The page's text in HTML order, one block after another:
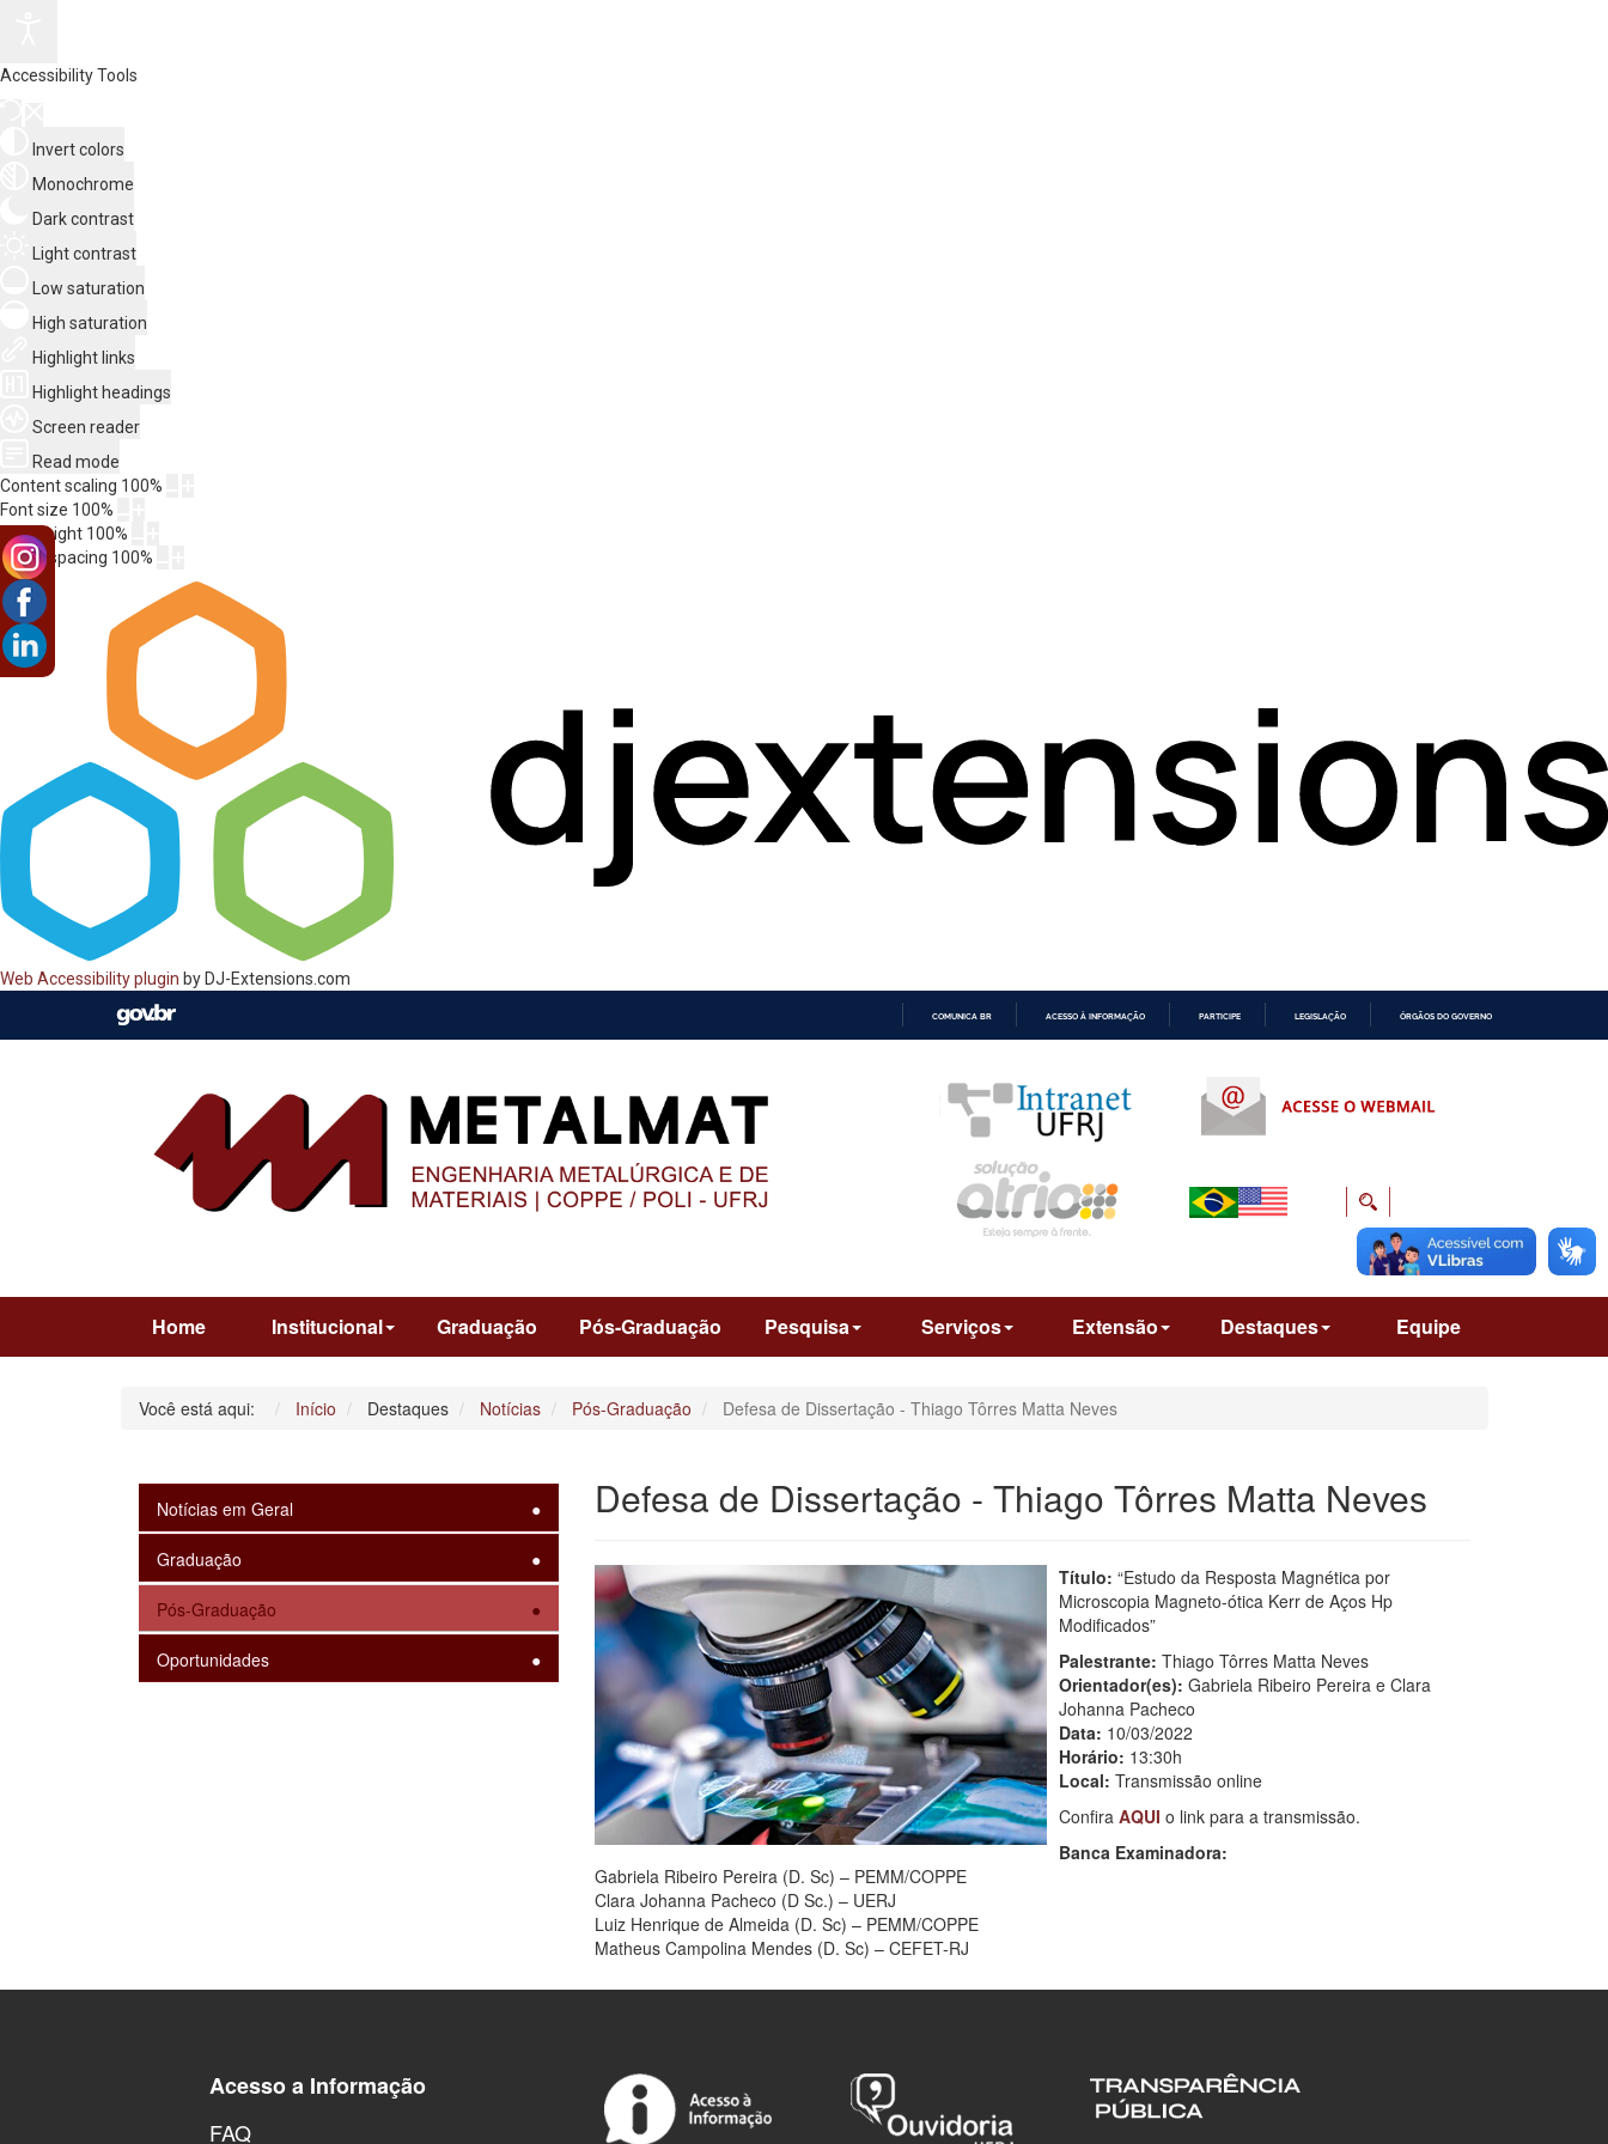
Accessibility Tools
Invert colors
Monochrome
Dark contrast
Light contrast
Low saturation
High saturation
Highlight links
Highlight headings
Screen reader
Read mode
Content scaling 100%
Font size 100%
Line height 100%
Letter spacing 100%
Web Accessibility plugin by DJ-Extensions.com
COMUNICA BR ACESSO À INFORMAÇÃO PARTICIPE LEGISLAÇÃO ÓRGÃOS DO GOVERNO
Home Institucional Graduação Pós-Graduação Pesquisa Serviços Extensão Destaques Equipe
Você está aqui: Início Destaques Notícias Pós-Graduação Defesa de Dissertação - Thiago Tôrres Matta Neves
Notícias em Geral
Graduação
Pós-Graduação
Oportunidades
Defesa de Dissertação - Thiago Tôrres Matta Neves
Título: “Estudo da Resposta Magnética por
Microscopia Magneto-ótica Kerr de Aços Hp
Modificados”
Palestrante: Thiago Tôrres Matta Neves
Orientador(es): Gabriela Ribeiro Pereira e Clara
Johanna Pacheco
Data: 10/03/2022
Horário: 13:30h
Local: Transmissão online
Confira AQUI o link para a transmissão.
Banca Examinadora:
Gabriela Ribeiro Pereira (D. Sc) – PEMM/COPPE
Clara Johanna Pacheco (D Sc.) – UERJ
Luiz Henrique de Almeida (D. Sc) – PEMM/COPPE
Matheus Campolina Mendes (D. Sc) – CEFET-RJ
Acesso a Informação
FAQ